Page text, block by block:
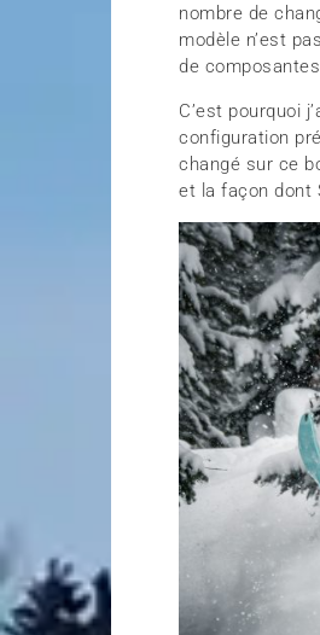
nombre de
modèle n’est
de
C’est pourquoi
configuration
changé sur ce
et la façon dont